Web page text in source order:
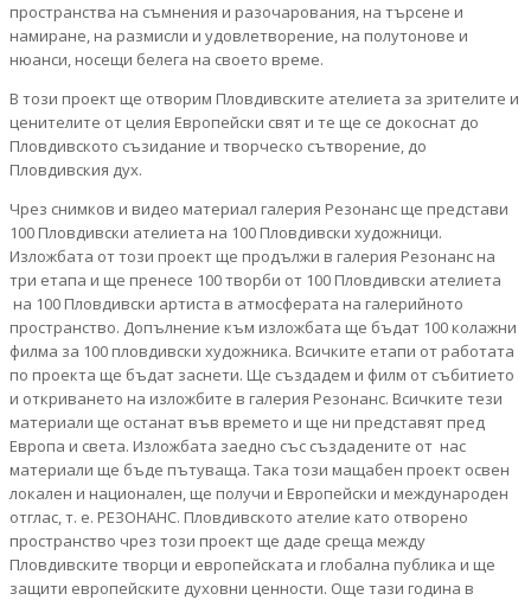
пространства на съмнения и разочарования, на търсене и
намиране, на размисли и удовлетворение, на полутонове и
нюанси, носещи белега на своето време.
В този проект ще отворим Пловдивските ателиета за зрителите и
ценителите от целия Европейски свят и те ще се докоснат до
Пловдивското съзидание и творческо сътворение, до
Пловдивския дух.
Чрез снимков и видео материал галерия Резонанс ще представи
100 Пловдивски ателиета на 100 Пловдивски художници.
Изложбата от този проект ще продължи в галерия Резонанс на
три етапа и ще пренесе 100 творби от 100 Пловдивски ателиета
на 100 Пловдивски артиста в атмосферата на галерийното
пространство. Допълнение към изложбата ще бъдат 100 колажни
филма за 100 пловдивски художника. Всичките етапи от работата
по проекта ще бъдат заснети. Ще създадем и филм от събитието
и откриването на изложбите в галерия Резонанс. Всичките тези
материали ще останат във времето и ще ни представят пред
Европа и света. Изложбата заедно със създадените от нас
материали ще бъде пътуваща. Така този мащабен проект освен
локален и национален, ще получи и Европейски и международен
отглас, т. е. РЕЗОНАНС. Пловдивското ателие като отворено
пространство чрез този проект ще даде среща между
Пловдивските творци и европейската и глобална публика и ще
защити европейските духовни ценности. Още тази година в